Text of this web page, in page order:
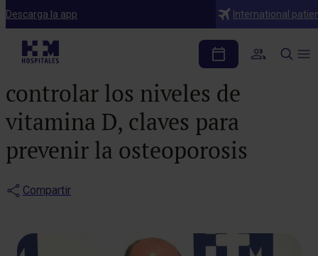
Descarga la app International
Notas de prensa
Una dieta rica en calcio,
evitar una vida sedentaria y
controlar los niveles de
vitamina D, claves para
prevenir la osteoporosis
Compartir